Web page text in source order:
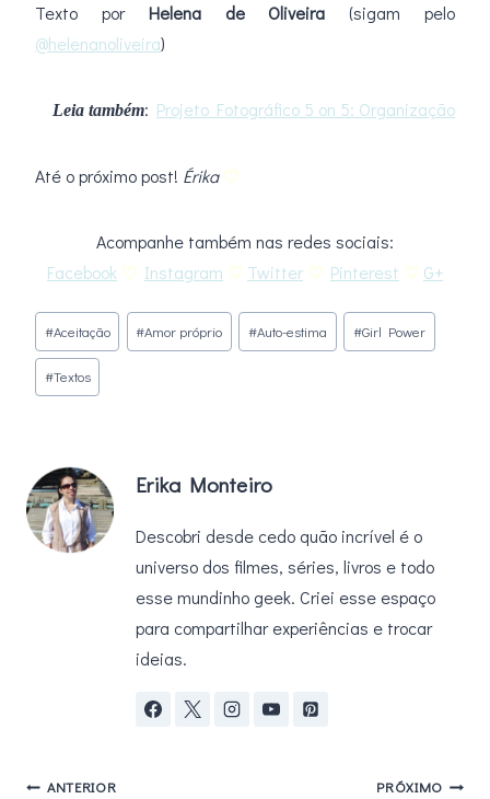
Texto por Helena de Oliveira (sigam pelo
@helenanoliveira)
Leia também: Projeto Fotográfico 5 on 5: Organização
Até o próximo post! Érika♡
Acompanhe também nas redes sociais:
Facebook ♡ Instagram ♡ Twitter ♡ Pinterest ♡ G+
Tags
do
Post:
#Aceitação #Amor próprio #Auto-estima #Girl Power
#Textos
Erika Monteiro
Descobri desde cedo quão incrível é o
universo dos filmes, séries, livros e todo
esse mundinho geek. Criei esse espaço
para compartilhar experiências e trocar
ideias.
ANTERIOR PRÓXIMO